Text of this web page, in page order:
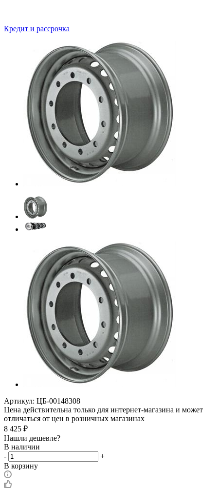
Кредит и рассрочка
Артикул: ЦБ-00148308
Цена действительна только для интернет-магазина и может
отличаться от цен в розничных магазинах
8 425 ₽
Нашли дешевле?
В наличии
-
+
В корзину